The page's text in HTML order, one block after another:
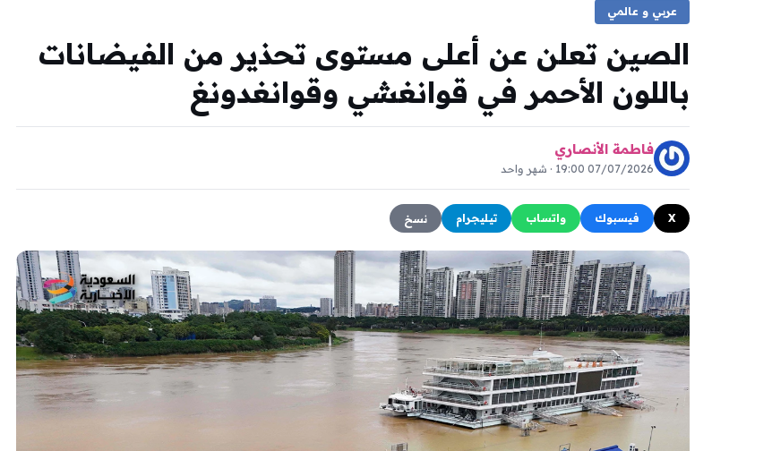
عربي و عالمي
الصين تعلن عن أعلى مستوى تحذير من الفيضانات
باللون الأحمر في قوانغشي وقوانغدونغ
فاطمة الأنصاري
07/07/2026 19:00 · شهر واحد
X فيسبوك واتساب تيليجرام نسخ